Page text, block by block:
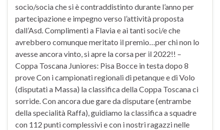
socio/socia che si è contraddistinto durante l’anno per
partecipazione e impegno verso l’attività proposta
dall’Asd. Complimenti a Flavia e ai tanti soci/e che
avrebbero comunque meritato il premio…per chi non lo
avesse ancora vinto, si apre la corsa per il 2022!! –
Coppa Toscana Juniores: Pisa Bocce in testa dopo 8
prove Con i campionati regionali di petanque e di Volo
(disputati a Massa) la classifica della Coppa Toscana ci
sorride. Con ancora due gare da disputare (entrambe
della specialità Raffa), guidiamo la classifica a squadre
con 112 punti complessivi e con i nostri ragazzi nelle